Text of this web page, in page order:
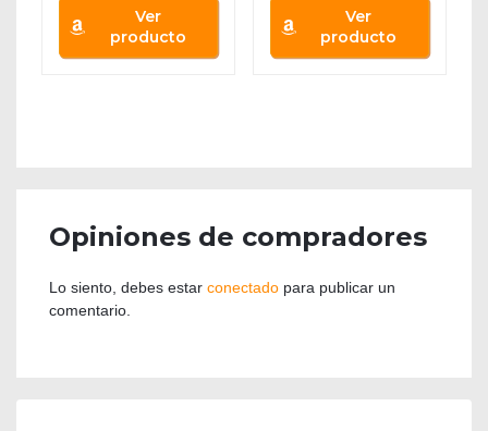
Ver
producto
Ver
producto
Opiniones de compradores
Lo siento, debes estar conectado para publicar un
comentario.